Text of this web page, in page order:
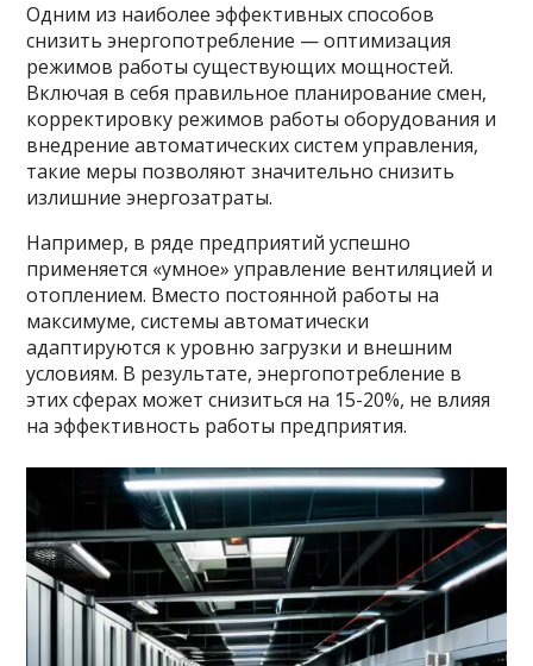
Одним из наиболее эффективных способов
снизить энергопотребление — оптимизация
режимов работы существующих мощностей.
Включая в себя правильное планирование смен,
корректировку режимов работы оборудования и
внедрение автоматических систем управления,
такие меры позволяют значительно снизить
излишние энергозатраты.
Например, в ряде предприятий успешно
применяется «умное» управление вентиляцией и
отоплением. Вместо постоянной работы на
максимуме, системы автоматически
адаптируются к уровню загрузки и внешним
условиям. В результате, энергопотребление в
этих сферах может снизиться на 15-20%, не влияя
на эффективность работы предприятия.